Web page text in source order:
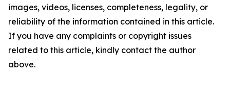
images, videos, licenses, completeness, legality, or
reliability of the information contained in this article.
If you have any complaints or copyright issues
related to this article, kindly contact the author
above.